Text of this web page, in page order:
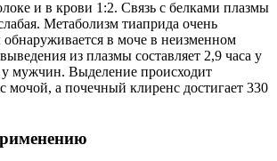
и в крови 1:2. Связь с белками плазмы
Метаболизм тиаприда очень
в моче в неизменном
из плазмы составляет 2,9 часа у
мужчин. Выделение происходит
мочой, а почечный клиренс достигает 330